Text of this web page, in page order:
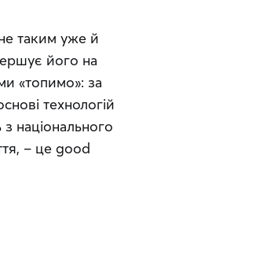
таким уже й
його на
«топимо»: за
технологій
національного
– це good